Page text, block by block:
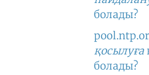
болады?
қосылуға
болады?